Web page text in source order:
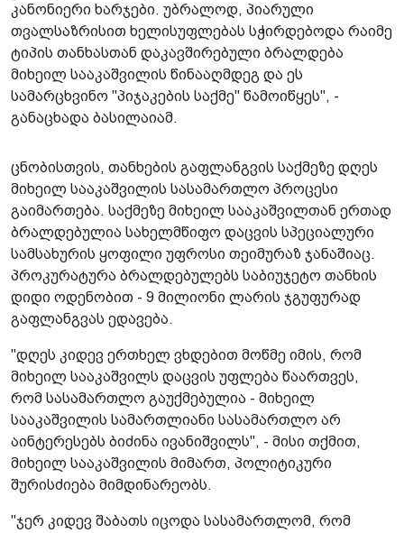
კანონიერი ხარჯები. უბრალოდ, პიარული
თვალსაზრისით ხელისუფლებას სჭირდებოდა რაიმე
ტიპის თანხასთან დაკავშირებული ბრალდება
მიხეილ სააკაშვილის წინააღმდეგ და ეს
სამარცხვინო "პიჯაკების საქმე" წამოიწყეს", -
განაცხადა ბასილაიამ.
ცნობისთვის, თანხების გაფლანგვის საქმეზე დღეს
მიხეილ სააკაშვილის სასამართლო პროცესი
გაიმართება. საქმეზე მიხეილ სააკაშვილთან ერთად
ბრალდებულია სახელმწიფო დაცვის სპეციალური
სამსახურის ყოფილი უფროსი თეიმურაზ ჯანაშიაც.
პროკურატურა ბრალდებულებს საბიუჯეტო თანხის
დიდი ოდენობით - 9 მილიონი ლარის ჯგუფურად
გაფლანგვას ედავება.
"დღეს კიდევ ერთხელ ვხდებით მოწმე იმის, რომ
მიხეილ სააკაშვილს დაცვის უფლება წაართვეს,
რომ სასამართლო გაუქმებულია - მიხეილ
სააკაშვილის სამართლიანი სასამართლო არ
აინტერესებს ბიძინა ივანიშვილს", - მისი თქმით,
მიხეილ სააკაშვილის მიმართ, პოლიტიკური
შურისძიება მიმდინარეობს.
"ჯერ კიდევ შაბათს იცოდა სასამართლომ, რომ